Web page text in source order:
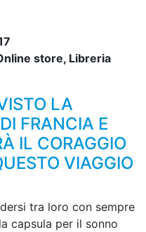
store, Libreria
LA
FRANCIA E
IL CORAGGIO
VIAGGIO
tra loro con sempre
capsula per il sonno